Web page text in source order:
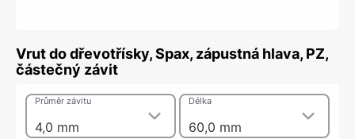
Vrut do dřevotřísky, Spax, zápustná hlava, PZ,
částečný závit
4,0 mm
Průměr závitu
60,0 mm
Délka